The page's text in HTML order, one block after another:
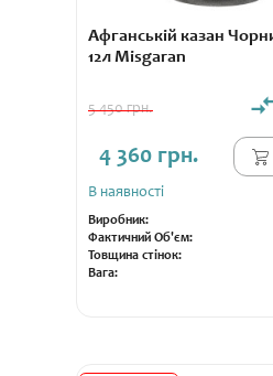
Афганській казан
12л Misgaran
5 450 грн.
4 360 грн.
В наявності
Виробник:
Фактичний Об'єм:
Товщина стінок:
Вага: